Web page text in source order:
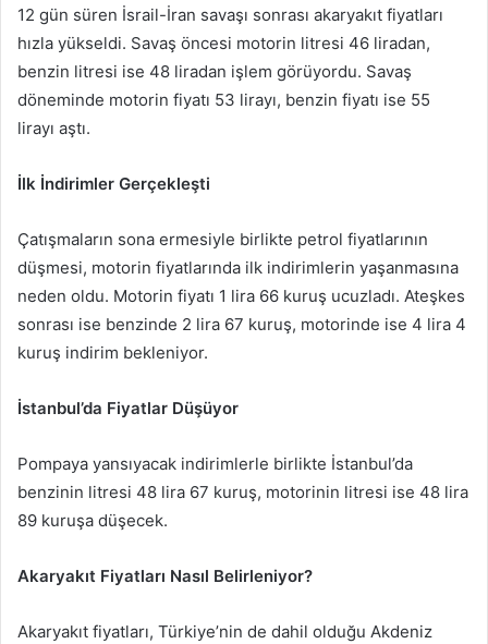
12 gün süren İsrail-İran savaşı sonrası akaryakıt fiyatları
hızla yükseldi. Savaş öncesi motorin litresi 46 liradan,
benzin litresi ise 48 liradan işlem görüyordu. Savaş
döneminde motorin fiyatı 53 lirayı, benzin fiyatı ise 55
lirayı aştı.
İlk İndirimler Gerçekleşti
Çatışmaların sona ermesiyle birlikte petrol fiyatlarının
düşmesi, motorin fiyatlarında ilk indirimlerin yaşanmasına
neden oldu. Motorin fiyatı 1 lira 66 kuruş ucuzladı. Ateşkes
sonrası ise benzinde 2 lira 67 kuruş, motorinde ise 4 lira 4
kuruş indirim bekleniyor.
İstanbul’da Fiyatlar Düşüyor
Pompaya yansıyacak indirimlerle birlikte İstanbul’da
benzinin litresi 48 lira 67 kuruş, motorinin litresi ise 48 lira
89 kuruşa düşecek.
Akaryakıt Fiyatları Nasıl Belirleniyor?
Akaryakıt fiyatları, Türkiye’nin de dahil olduğu Akdeniz